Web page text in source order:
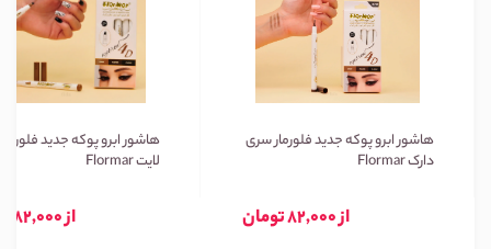
هاشور ابرو پوکه جدید فلورمار سری
دارک Flormar
از 82,000 تومان
هاشور ابرو پوکه جدید
لایت Flormar
از 82,000 تومان